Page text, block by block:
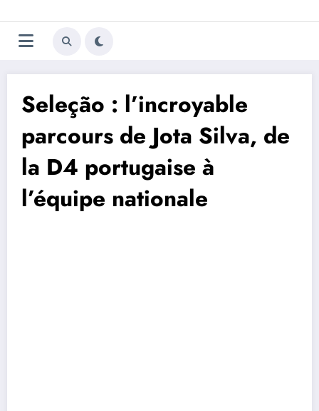
au
contenu
Trivela
L'actualité du football
Seleção : l’incroyable
parcours de Jota Silva, de
la D4 portugaise à
l’équipe nationale